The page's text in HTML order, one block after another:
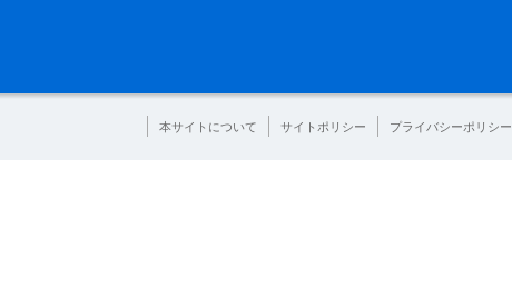
本サイトについて サイトポリシー プライバシーポリシー